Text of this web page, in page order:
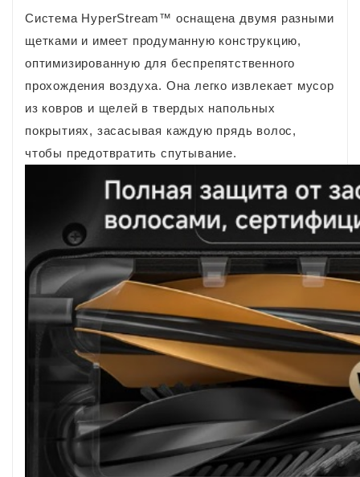
Система HyperStream™ оснащена двумя разными
щетками и имеет продуманную конструкцию,
оптимизированную для беспрепятственного
прохождения воздуха. Она легко извлекает мусор
из ковров и щелей в твердых напольных
покрытиях, засасывая каждую прядь волос,
чтобы предотвратить спутывание.